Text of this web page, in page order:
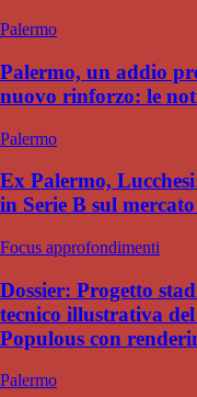
Palermo
Palermo, un addio
nuovo rinforzo: le
Palermo
Ex Palermo,
in Serie B sul
Focus approfondimenti
Dossier: Progetto
tecnico illustrativa
Populous con
Palermo